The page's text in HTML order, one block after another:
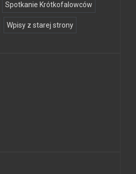
Spotkanie Krótkofalowców
Wpisy z starej strony